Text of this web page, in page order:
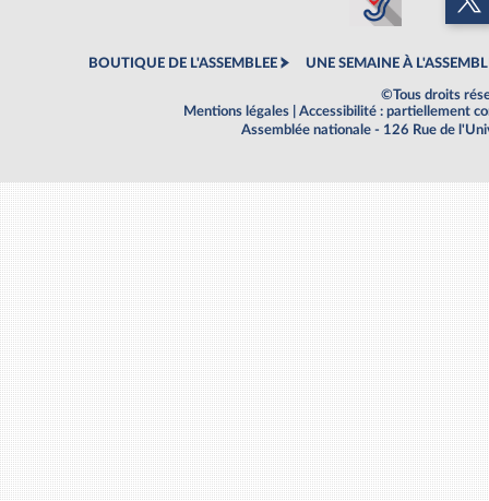
BOUTIQUE DE L'ASSEMBLEE UNE SEMAINE À
©Tous droits
Mentions légales
Accessibilité : partiellement
Assemblée nationale - 126 Rue de